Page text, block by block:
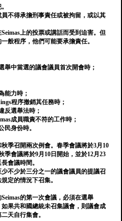
員不得承擔刑事責任或被拘留，或以其
上的投票或講話而受到迫害。但
般程序，他們可能要承擔責任。
舉中當選的議會議員首次開會時；
能力時；
程序撤銷其任務時；
反選舉法時；
成員職責不符的工作時；
民身份時。
季召開兩次例會。春季會議將於3月10
季會議將於9月10日開始，並於12月23
會議時間。
不少於三分之一的議會議員的提議召
定的情況下召集。
的第一次會議，必須在選舉
如果共和國總統未召集議會，則議會成
天自行集會。